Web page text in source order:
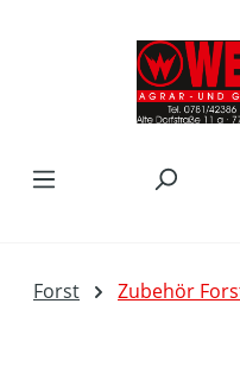
Forst Zubehör